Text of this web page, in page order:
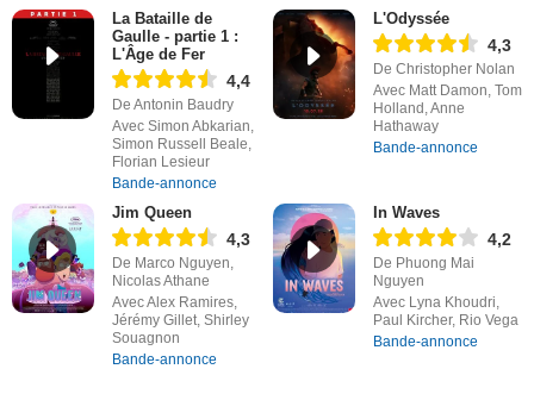
La Bataille de
Gaulle - partie 1 :
L'Âge de Fer
4,4
De Antonin Baudry
Avec Simon Abkarian,
Simon Russell Beale,
Florian Lesieur
Bande-annonce
L'Odyssée
4,3
De Christopher Nolan
Avec Matt Damon, Tom
Holland, Anne
Hathaway
Bande-annonce
Jim Queen
4,3
De Marco Nguyen,
Nicolas Athane
Avec Alex Ramires,
Jérémy Gillet, Shirley
Souagnon
Bande-annonce
In Waves
4,2
De Phuong Mai
Nguyen
Avec Lyna Khoudri,
Paul Kircher, Rio Vega
Bande-annonce